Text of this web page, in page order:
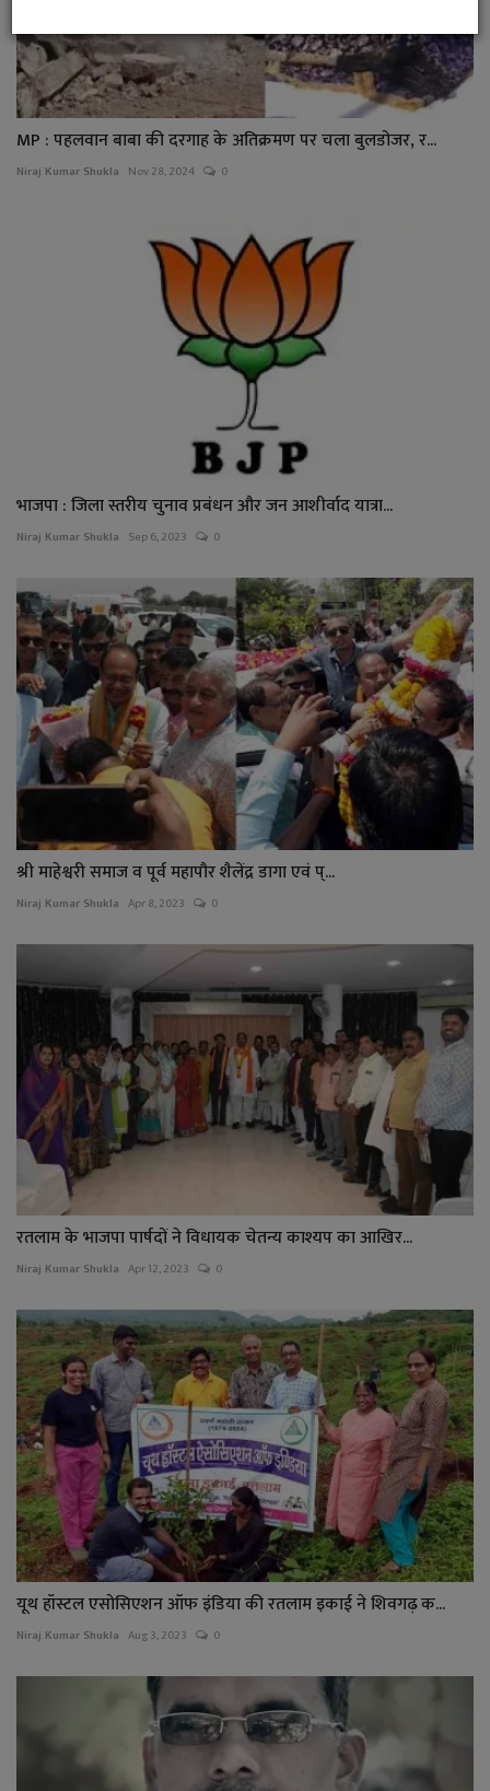
MP : पहलवान बाबा की दरगाह के अतिक्रमण पर चला बुलडोजर, र...
Niraj Kumar Shukla Nov 28, 2024 0
भाजपा : जिला स्तरीय चुनाव प्रबंधन और जन आशीर्वाद यात्रा...
Niraj Kumar Shukla Sep 6, 2023 0
श्री माहेश्वरी समाज व पूर्व महापौर शैलेंद्र डागा एवं प्...
Niraj Kumar Shukla Apr 8, 2023 0
रतलाम के भाजपा पार्षदों ने विधायक चेतन्य काश्यप का आखिर...
Niraj Kumar Shukla Apr 12, 2023 0
यूथ हॉस्टल एसोसिएशन ऑफ इंडिया की रतलाम इकाई ने शिवगढ़ क...
Niraj Kumar Shukla Aug 3, 2023 0